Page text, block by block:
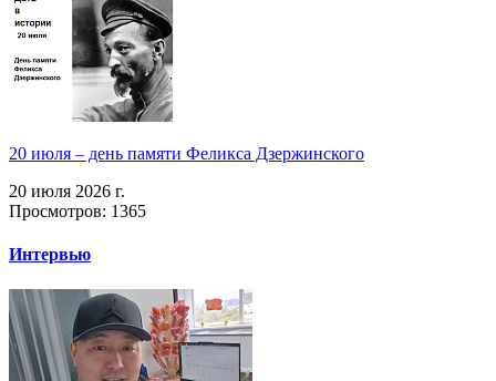
20 июля – день памяти Феликса Дзержинского
20 июля 2026 г.
Просмотров: 1365
Интервью